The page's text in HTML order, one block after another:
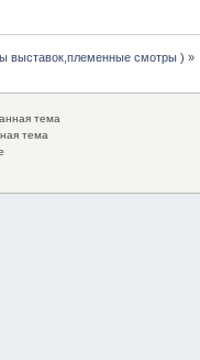
выставок,племенные смотры ) »
тема
тема